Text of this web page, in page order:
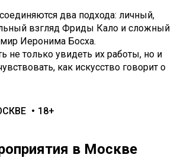
два подхода: личный,
взгляд Фриды Кало и сложный
Иеронима Босха.
не только увидеть их работы, но и
как искусство говорит о
18+
в Москве